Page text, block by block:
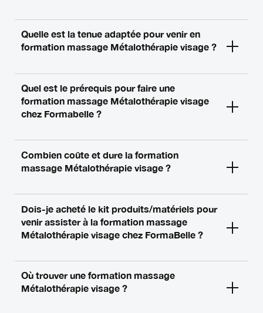
Quelle est la tenue adaptée pour venir en
formation massage Métalothérapie visage ?
Quel est le prérequis pour faire une
formation massage Métalothérapie visage
chez Formabelle ?
Combien coûte et dure la formation
massage Métalothérapie visage ?
Dois-je acheté le kit produits/matériels pour
venir assister à la formation massage
Métalothérapie visage chez FormaBelle ?
Où trouver une formation massage
Métalothérapie visage ?